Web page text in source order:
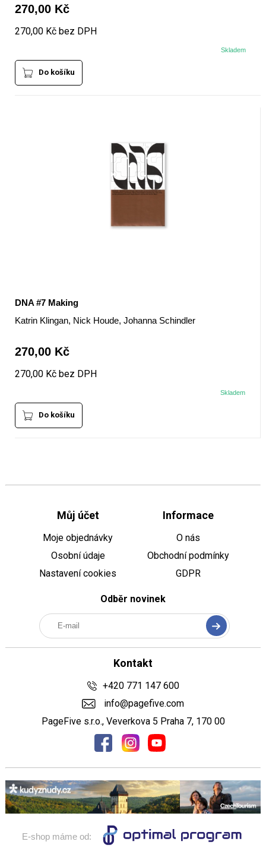
270,00 Kč
270,00 Kč bez DPH
Skladem
Do košíku
DNA #7 Making
Katrin Klingan, Nick Houde, Johanna Schindler
270,00 Kč
270,00 Kč bez DPH
Skladem
Do košíku
Můj účet
Moje objednávky
Osobní údaje
Nastavení cookies
Informace
O nás
Obchodní podmínky
GDPR
Odběr novinek
Kontakt
+420 771 147 600
info@pagefive.com
PageFive s.r.o., Veverkova 5 Praha 7, 170 00
E-shop máme od: